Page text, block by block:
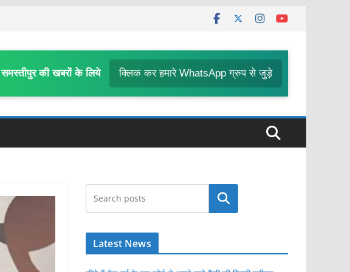
समस्तीपुर की खबरों के लिये क्लिक कर हमारे WhatsApp ग्रुप से जुड़े
खोजें
Latest News